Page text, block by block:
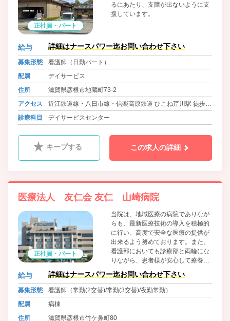
正社員・パート
るにあたり、支障が出ないように支
援しています。
給与 詳細はナースパワー迄お問い合わせ下さい
募集形態
看護師（日勤パート）
配属
デイサービス
住所
滋賀県彦根市地蔵町73-2
アクセス
近江鉄道線・八日市線・信楽高原鉄道 ひこね芹川駅 徒歩
15分
診療科目 デイサービスセンター
キープする この求人の詳細
医療法人 友仁会 友仁 山崎病院
正社員・パート
当院は、地域医療の病院でありなが
らも、最新医療技術の導入を積極的
に行い、高度で安全な医療の提供が
出来るよう努めております。また、
看護部においても診療部と両輪にな
りながら、患者様が安心して療養し
ていただけるようなアットホームな
環境が提供できるよう、地域に根ざ
した医療を目指して日々取り組んで
おります。
給与 詳細はナースパワー迄お問い合わせ下さい
募集形態
看護師（常勤(2交替)/常勤(3交替)/夜勤常勤）
配属
病棟
住所
滋賀県彦根市竹ケ鼻町80